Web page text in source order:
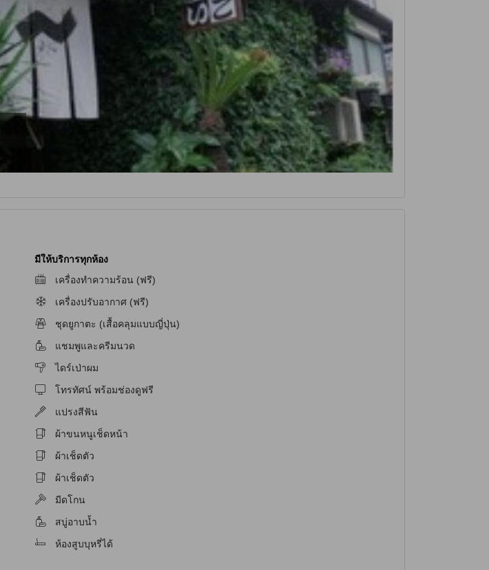
มีให้บริการทุกห้อง
เครื่องทำความร้อน (ฟรี)
เครื่องปรับอากาศ (ฟรี)
ชุดยูกาตะ (เสื้อคลุมแบบญี่ปุ่น)
แชมพูและครีมนวด
ไดร์เป่าผม
โทรทัศน์ พร้อมช่องดูฟรี
แปรงสีฟัน
ผ้าขนหนูเช็ดหน้า
ผ้าเช็ดตัว
ผ้าเช็ดตัว
มีดโกน
สบู่อาบน้ำ
ห้องสูบบุหรี่ได้